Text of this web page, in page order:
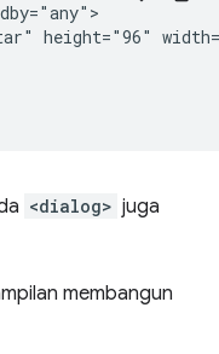
height="96"
<dialog> juga
membangun